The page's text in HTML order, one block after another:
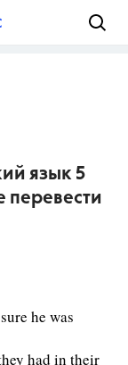
язык 5
перевести
he was
had in their